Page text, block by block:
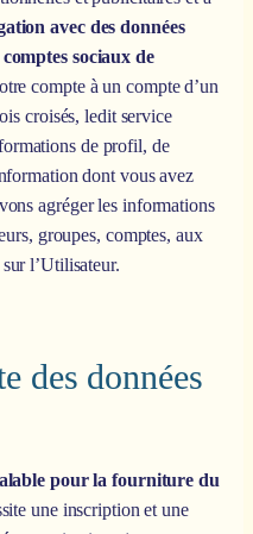
avec des données
sociaux de
compte à un compte d’un
croisés, ledit service
de profil, de
dont vous avez
agréger les informations
groupes, comptes, aux
l’Utilisateur.
des données
pour la fourniture du
une inscription et une